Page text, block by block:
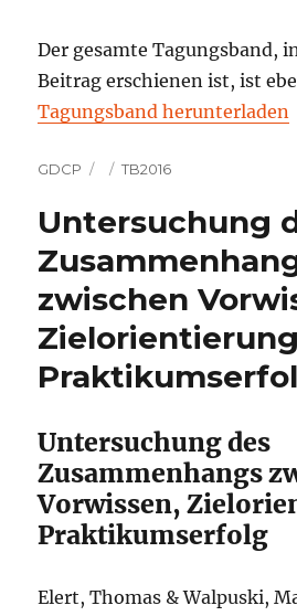
Der gesamte Tagungsband,
Beitrag erschienen ist, ist
Tagungsband herunterladen
Autor
GDCP
Veröffentlicht
Kategorien
TB2016
Untersuchung
zwischen
Untersuchung des
Zusammenhangs
Vorwissen,
Praktikumserfolg
Elert, Thomas & Walpuski,